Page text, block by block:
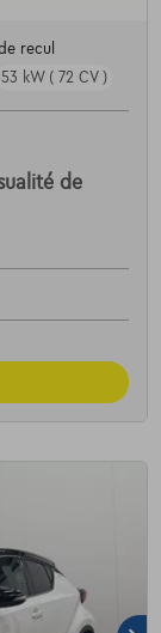
recul
53 kW ( 72 CV )
de